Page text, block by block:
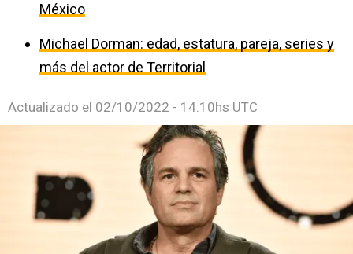
México
Michael Dorman: edad, estatura, pareja, series y
más del actor de Territorial
Actualizado el 02/10/2022 - 14:10hs UTC